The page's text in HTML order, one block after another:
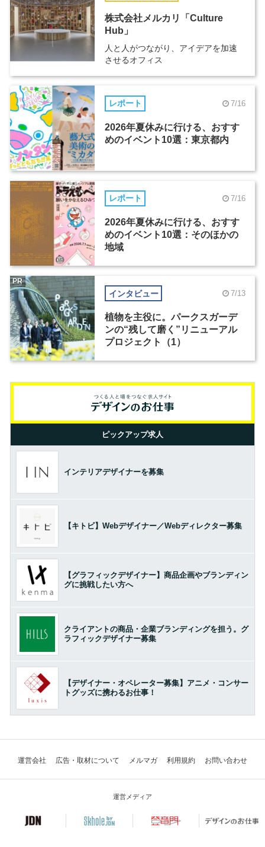
株式会社メルカリ「Culture
Hub」
人と人がつながり、アイデアを加速
させるオフィス
レポート 7/16
2026年夏休みに行ける、おすす
めのイベント10選：東京都内
レポート 7/16
2026年夏休みに行ける、おすす
めのイベント10選：そのほかの
地域
インタビュー 7/13
植物を主役に。パークスガーデ
ンの“残して磨く”リニューアル
プロジェクト（1）
PR
ピックアップ求人
インテリアデザイナーを募集
【キトビ】Webデザイナー／Webディレクター募集
【グラフィックデザイナー】商品企画やブランディン
グに挑戦したい方へ
クライアントの商品・企業ブランディングを担う。グ
ラフィックデザイナー募集
【デザイナー・オペレーター募集】アニメ・コンサー
トグッズに携わるお仕事！
運営会社 広告・取材について メルマガ 利用規約 お問い合わせ
運営メディア